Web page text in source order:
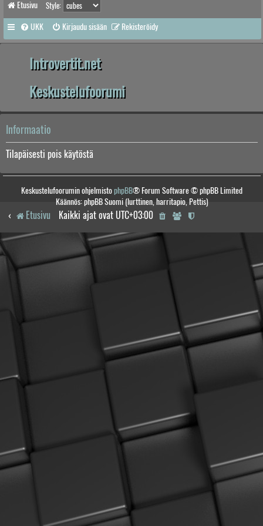
Etusivu Style:
UKK Kirjaudu sisään Rekisteröidy
Introvertit.net
Keskustelufoorumi
Informaatio
Tilapäisesti pois käytöstä
Keskustelufoorumin ohjelmistophpBB® Forum Software © phpBB Limited
Käännös: phpBB Suomi (lurttinen, harritapio, Pettis)
Etusivu Kaikki ajat ovat UTC+03:00